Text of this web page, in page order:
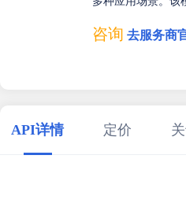
咨询 去服务商
API详情 定价